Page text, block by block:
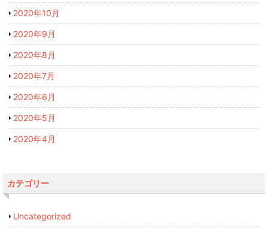
2020年10月
2020年9月
2020年8月
2020年7月
2020年6月
2020年5月
2020年4月
カテゴリー
Uncategorized